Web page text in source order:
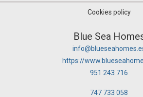
Cookies policy
Blue Sea
https://
951 243 716
747 733 058